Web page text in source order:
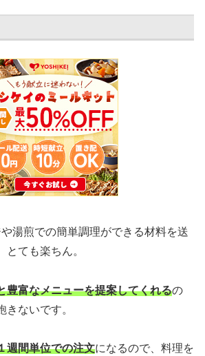
湯煎での簡単調理ができる材料を送
とても楽ちん。
豊富なメニューを提案してくれるの
きないです。
週間単位での注文になるので、料理を